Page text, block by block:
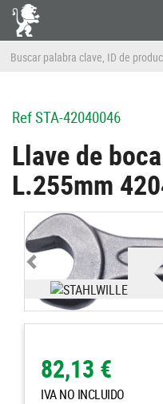
RefSTA-42040046
Llave de
L.255mm
82,13 €
IVA NO INCLUIDO